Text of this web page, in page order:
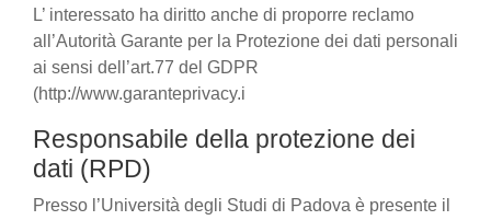
L’ interessato ha diritto anche di proporre reclamo
all’Autorità Garante per la Protezione dei dati personali
ai sensi dell’art.77 del GDPR
(http://www.garanteprivacy.i
Responsabile della protezione dei
dati (RPD)
Presso l’Università degli Studi di Padova è presente il